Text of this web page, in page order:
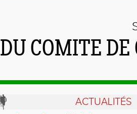
DU COMITE
ACTUALITÉS